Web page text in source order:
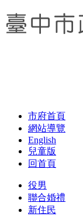
市府首頁
網站導覽
English
兒童版
回首頁
役男
聯合婚禮
新住民